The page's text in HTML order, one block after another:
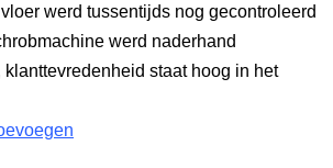
werd tussentijds nog gecontroleerd
werd naderhand
klanttevredenheid staat hoog in het